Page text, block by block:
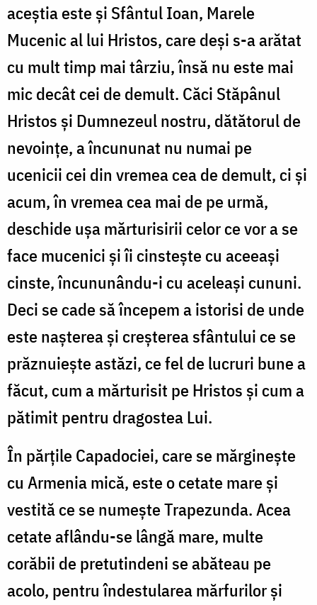
aceștia este și Sfântul Ioan, Marele
Mucenic al lui Hristos, care deși s-a arătat
cu mult timp mai târziu, însă nu este mai
mic decât cei de demult. Căci Stăpânul
Hristos și Dumnezeul nostru, dătătorul de
nevoințe, a încununat nu numai pe
ucenicii cei din vremea cea de demult, ci și
acum, în vremea cea mai de pe urmă,
deschide ușa mărturisirii celor ce vor a se
face mucenici și îi cinstește cu aceeași
cinste, încununându-i cu aceleași cununi.
Deci se cade să începem a istorisi de unde
este nașterea și creșterea sfântului ce se
prăznuiește astăzi, ce fel de lucruri bune a
făcut, cum a mărturisit pe Hristos și cum a
pătimit pentru dragostea Lui.
În părțile Capadociei, care se mărginește
cu Armenia mică, este o cetate mare și
vestită ce se numește Trapezunda. Acea
cetate aflându-se lângă mare, multe
corăbii de pretutindeni se abăteau pe
acolo, pentru îndestularea mărfurilor și